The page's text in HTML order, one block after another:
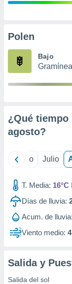
publicidad
de
Polen
Bajo
¿Qué tiempo
agosto?
Junio Julio
T. Media: 16°C
Días de lluvia:
Acum. de lluvia:
Viento medio:
Salida y
Salida del sol